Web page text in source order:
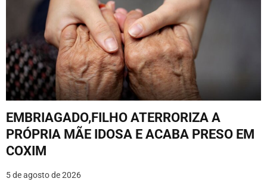
EMBRIAGADO,FILHO ATERRORIZA A
PRÓPRIA MÃE IDOSA E ACABA PRESO EM
COXIM
5 de agosto de 2026